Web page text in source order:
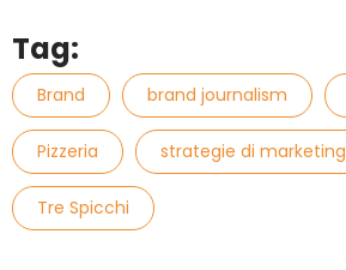
Tag:
Brand brand journalism
Pizzeria strategie di marketing
Tre Spicchi